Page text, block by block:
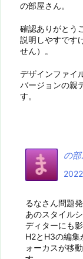
の部屋さん。
確認ありがとう
説明しやすです
せん）。
デザインファイ
バージョンの親
す。
の
るなさん問題
あのスタイル
ディターにも
H2とH3の編集
ォーカスが移